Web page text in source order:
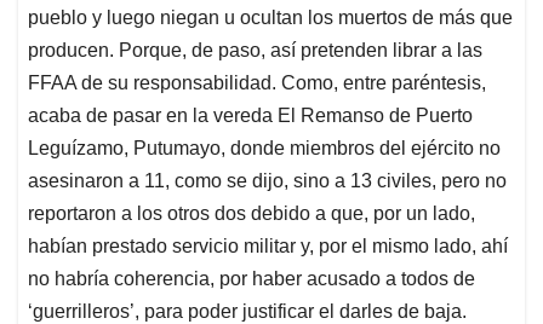
pueblo y luego niegan u ocultan los muertos de más que
producen. Porque, de paso, así pretenden librar a las
FFAA de su responsabilidad. Como, entre paréntesis,
acaba de pasar en la vereda El Remanso de Puerto
Leguízamo, Putumayo, donde miembros del ejército no
asesinaron a 11, como se dijo, sino a 13 civiles, pero no
reportaron a los otros dos debido a que, por un lado,
habían prestado servicio militar y, por el mismo lado, ahí
no habría coherencia, por haber acusado a todos de
‘guerrilleros’, para poder justificar el darles de baja.